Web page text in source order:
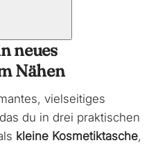
neues
Nähen
vielseitiges
du in drei praktischen
kleine Kosmetiktasche,